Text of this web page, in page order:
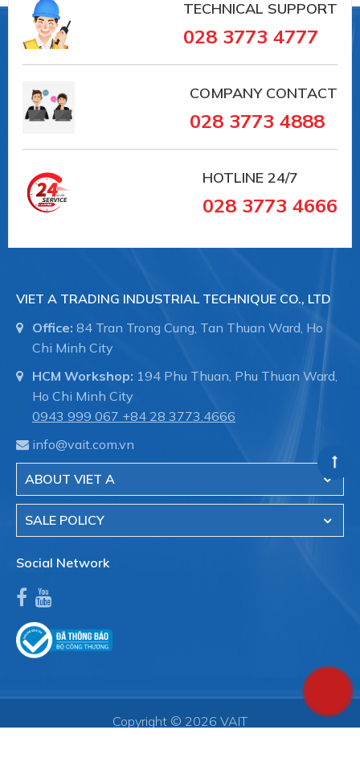
TECHNICAL SUPPORT
028 3773 4777
COMPANY CONTACT
028 3773 4888
HOTLINE 24/7
028 3773 4666
VIET A TRADING INDUSTRIAL TECHNIQUE CO., LTD
Office: 84 Tran Trong Cung, Tan Thuan Ward, Ho
Chi Minh City
HCM Workshop: 194 Phu Thuan, Phu Thuan Ward,
Ho Chi Minh City
0943 999 067 +84 28 3773.4666
info@vait.com.vn
ABOUT VIET A
SALE POLICY
Social Network
Copyright © 2026 VAIT